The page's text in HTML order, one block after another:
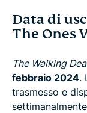
Data di
The Ones
The Walking
febbraio 2024.
trasmesso e